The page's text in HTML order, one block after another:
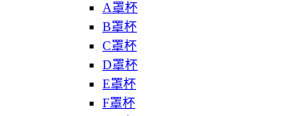
A罩杯
B罩杯
C罩杯
D罩杯
E罩杯
F罩杯